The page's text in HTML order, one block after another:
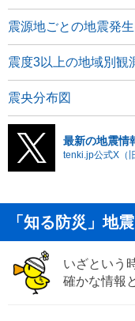
震源地ごとの地震発
震度3以上の地域別観
震央分布図
最新の地震情
tenki.jp公式X（
「知る防災」地震
いざという
確かな情報